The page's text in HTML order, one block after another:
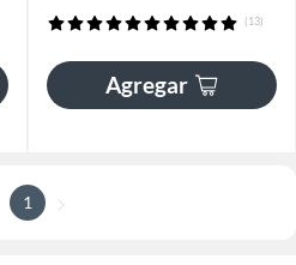
(13)
Agregar
1